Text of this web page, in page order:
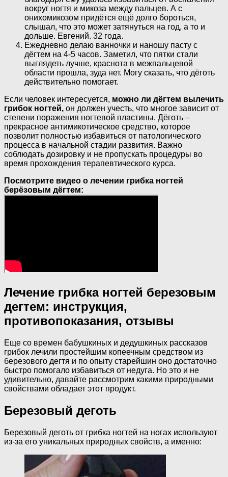
вокруг ногтя и микоза между пальцев. А с
онихомикозом придётся ещё долго бороться,
слышал, что это может затянуться на год, а то и
дольше. Евгений. 32 года.
Ежедневно делаю ванночки и наношу пасту с
дёгтем на 4-5 часов. Заметил, что пятки стали
выглядеть лучше, краснота в межпальцевой
области прошла, зуда нет. Могу сказать, что дёготь
действительно помогает.
Если человек интересуется, можно ли дёгтем вылечить
грибок ногтей, он должен учесть, что многое зависит от
степени поражения ногтевой пластины. Дёготь –
прекрасное антимикотическое средство, которое
позволит полностью избавиться от патологического
процесса в начальной стадии развития. Важно
соблюдать дозировку и не пропускать процедуры во
время прохождения терапевтического курса.
Посмотрите видео о лечении грибка ногтей
берёзовым дёгтем:
Лечение грибка ногтей березовым
дегтем: инструкция,
противопоказания, отзывы
Еще со времен бабушкиных и дедушкиных рассказов
грибок лечили простейшим копеечным средством из
березового дегтя и по опыту старейшин оно достаточно
быстро помогало избавиться от недуга. Но это и не
удивительно, давайте рассмотрим какими природными
свойствами обладает этот продукт.
Березовый деготь
Березовый деготь от грибка ногтей на ногах используют
из-за его уникальных природных свойств, а именно: